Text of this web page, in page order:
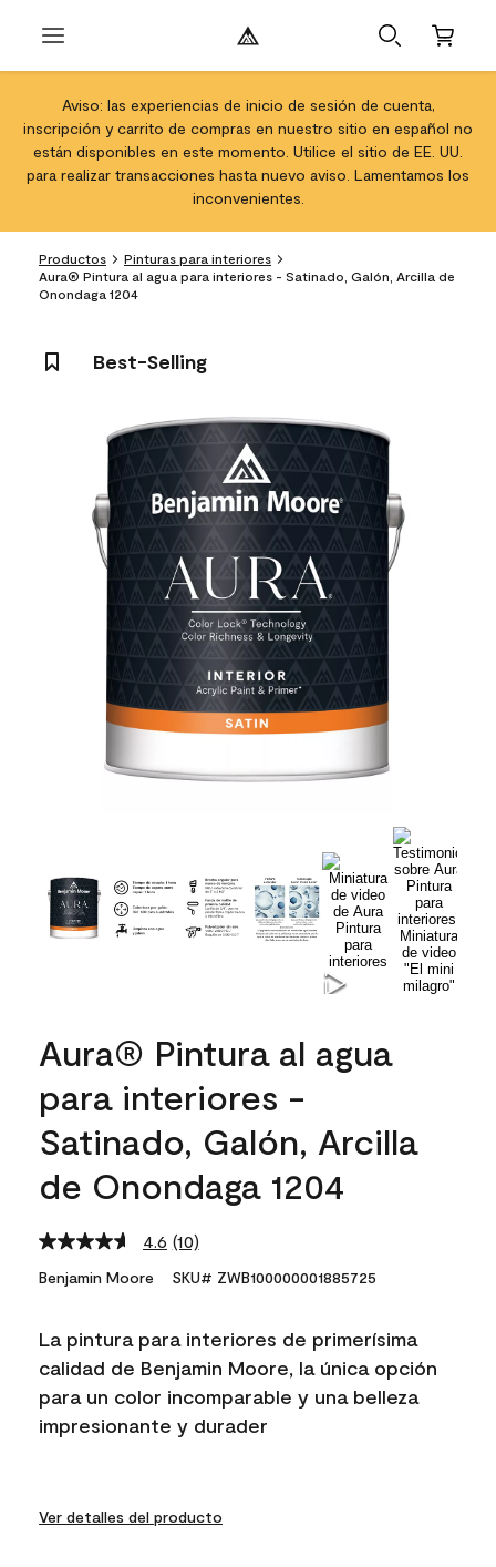
Aviso: las experiencias de inicio de sesión de cuenta,
inscripción y carrito de compras en nuestro sitio en español no
están disponibles en este momento. Utilice el sitio de EE. UU.
para realizar transacciones hasta nuevo aviso. Lamentamos los
inconvenientes.
Productos
Pinturas para interiores
Aura® Pintura al agua para interiores - Satinado, Galón, Arcilla de
Onondaga 1204
Best-Selling
Aura® Pintura al agua
para interiores -
Satinado, Galón, Arcilla
de Onondaga 1204
4.6 Read
10
Reviews.
link.
(10)
Benjamin Moore SKU# ZWB100000001885725
La pintura para interiores de primerísima
calidad de Benjamin Moore, la única opción
para un color incomparable y una belleza
impresionante y durader
Ver detalles del producto